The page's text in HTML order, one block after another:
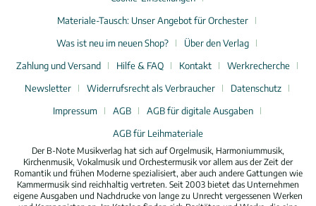
Materiale-Tausch: Unser Angebot für Orchester
Was ist neu im neuen Shop?
Über den Verlag
Zahlung und Versand
Hilfe & FAQ Kontakt
Werkrecherche
Newsletter
Widerrufsrecht als Verbraucher
Datenschutz
Impressum
AGB
AGB für digitale Ausgaben
AGB für Leihmateriale
Der B-Note Musikverlag hat sich auf Orgelmusik, Harmoniummusik,
Kirchenmusik, Vokalmusik und Orchestermusik vor allem aus der Zeit der
Romantik und frühen Moderne spezialisiert, aber auch andere Gattungen wie
Kammermusik sind reichhaltig vertreten. Seit 2003 bietet das Unternehmen
eigene Ausgaben und Nachdrucke von lange zu Unrecht vergessenen Werken